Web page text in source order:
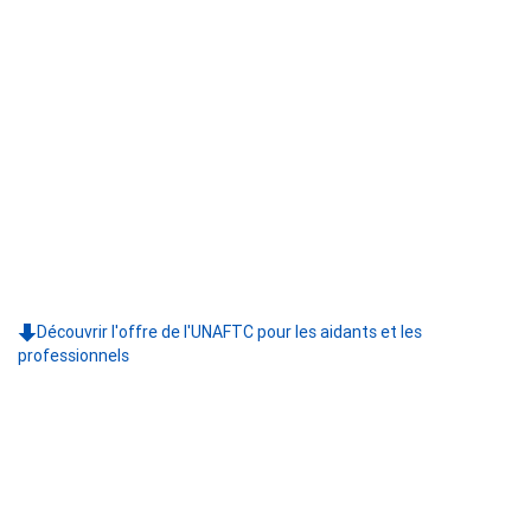
Découvrir l'offre de l'UNAFTC pour les aidants et les
professionnels